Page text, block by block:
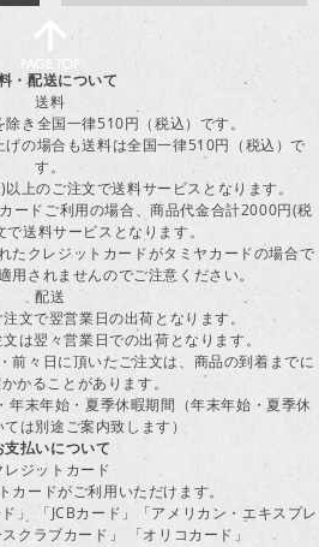
・配送について
送料
除き全国一律510円（税込）です。
げの場合も送料は全国一律510円（税込）で
す。
上のご注文で送料サービスとなります。
ードご利用の場合、商品代金合計2000円(税
送料サービスとなります。
たクレジットカードがタミヤカードの場合で
用されませんのでご注意ください。
配送
文で翌営業日の出荷となります。
は翌々営業日での出荷となります。
前々日に頂いたご注文は、商品の到着までに
かることがあります。
末年始・夏季休暇期間（年末年始・夏季休
は別途ご案内致します）
支払いについて
レジットカード
カードがご利用いただけます。
」 「JCBカード」「アメリカン・エキスプレ
クラブカード」 「オリコカード」